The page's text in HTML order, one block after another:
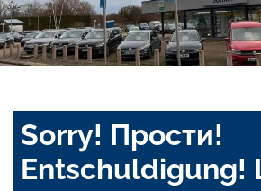
Sorry! Прости!
Entschuldigung!